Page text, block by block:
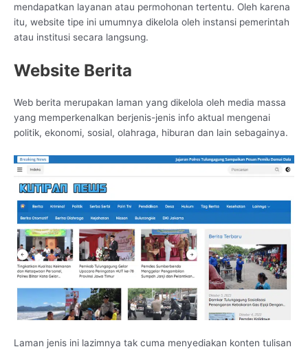
mendapatkan layanan atau permohonan tertentu. Oleh karena
itu, website tipe ini umumnya dikelola oleh instansi pemerintah
atau institusi secara langsung.
Website Berita
Web berita merupakan laman yang dikelola oleh media massa
yang memperkenalkan berjenis-jenis info aktual mengenai
politik, ekonomi, sosial, olahraga, hiburan dan lain sebagainya.
Laman jenis ini lazimnya tak cuma menyediakan konten tulisan